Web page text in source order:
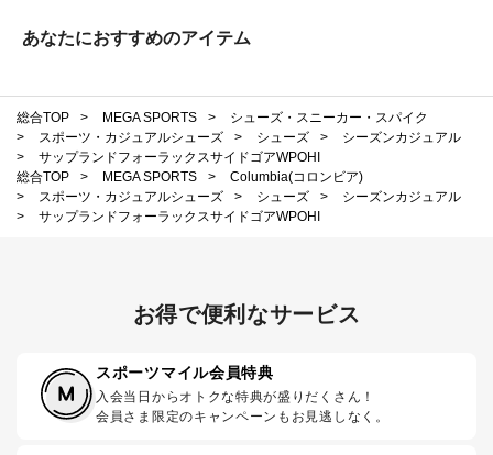
あなたにおすすめのアイテム
総合TOP > MEGA SPORTS >
シューズ・スニーカー・スパイク
>
スポーツ・カジュアルシューズ > シューズ >
シーズンカジュアル
>
サップランドフォーラックスサイドゴアWPOHI
総合TOP
> MEGA SPORTS >
Columbia(コロンビア)
>
スポーツ・カジュアルシューズ > シューズ >
シーズンカジュアル
>
サップランドフォーラックスサイドゴアWPOHI
お得で便利なサービス
スポーツマイル会員特典
入会当日からオトクな特典が盛りだくさん！
会員さま限定のキャンペーンもお見逃しなく。